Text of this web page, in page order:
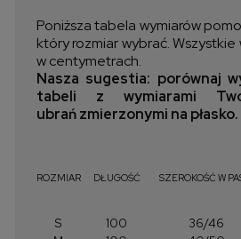
Poniższa tabela wymiarów
który rozmiar wybrać.
w centymetrach.
Nasza sugestia: porównaj
tabeli z wymiarami
ubrań zmierzonymi na płasko.
ROZMIAR DŁUGOŚĆ SZEROKOŚĆ W
S 100 36/46